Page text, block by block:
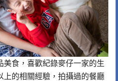
美食，喜歡紀錄麥仔一家的生
上的相關經驗，拍攝過的餐廳